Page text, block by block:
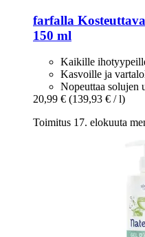
farfalla
150 ml
Kaikille
Kasvoille ja
Nopeuttaa solujen
20,99 € (139,93 € / l)
Toimitus 17. elokuuta